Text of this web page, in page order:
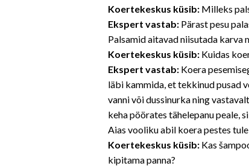
Koertekeskus küsib:Milleks
Ekspert vastab: Pärast pesu
Palsamid aitavad niisutada karva
Koertekeskus küsib:Kuidas
Ekspert vastab: Koera
läbi kammida, et tekkinud pusad
vanni või dussinurka ning
keha pöörates tähelepanu peale,
Aias vooliku abil koera pestes
Koertekeskus küsib: Kas
kipitama panna?